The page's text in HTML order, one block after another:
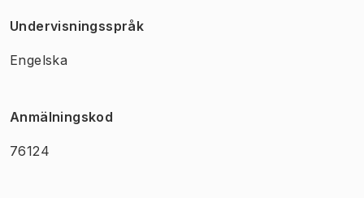
Undervisningsspråk
Engelska
Anmälningskod
76124